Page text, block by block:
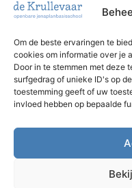
Om de beste ervaringen te
cookies om informatie over je
Door in te stemmen met deze
surfgedrag of unieke ID's op
toestemming geeft of uw
invloed hebben op bepaalde
OJBS de Krullevaar
Stichting
Privacy-verklaring|